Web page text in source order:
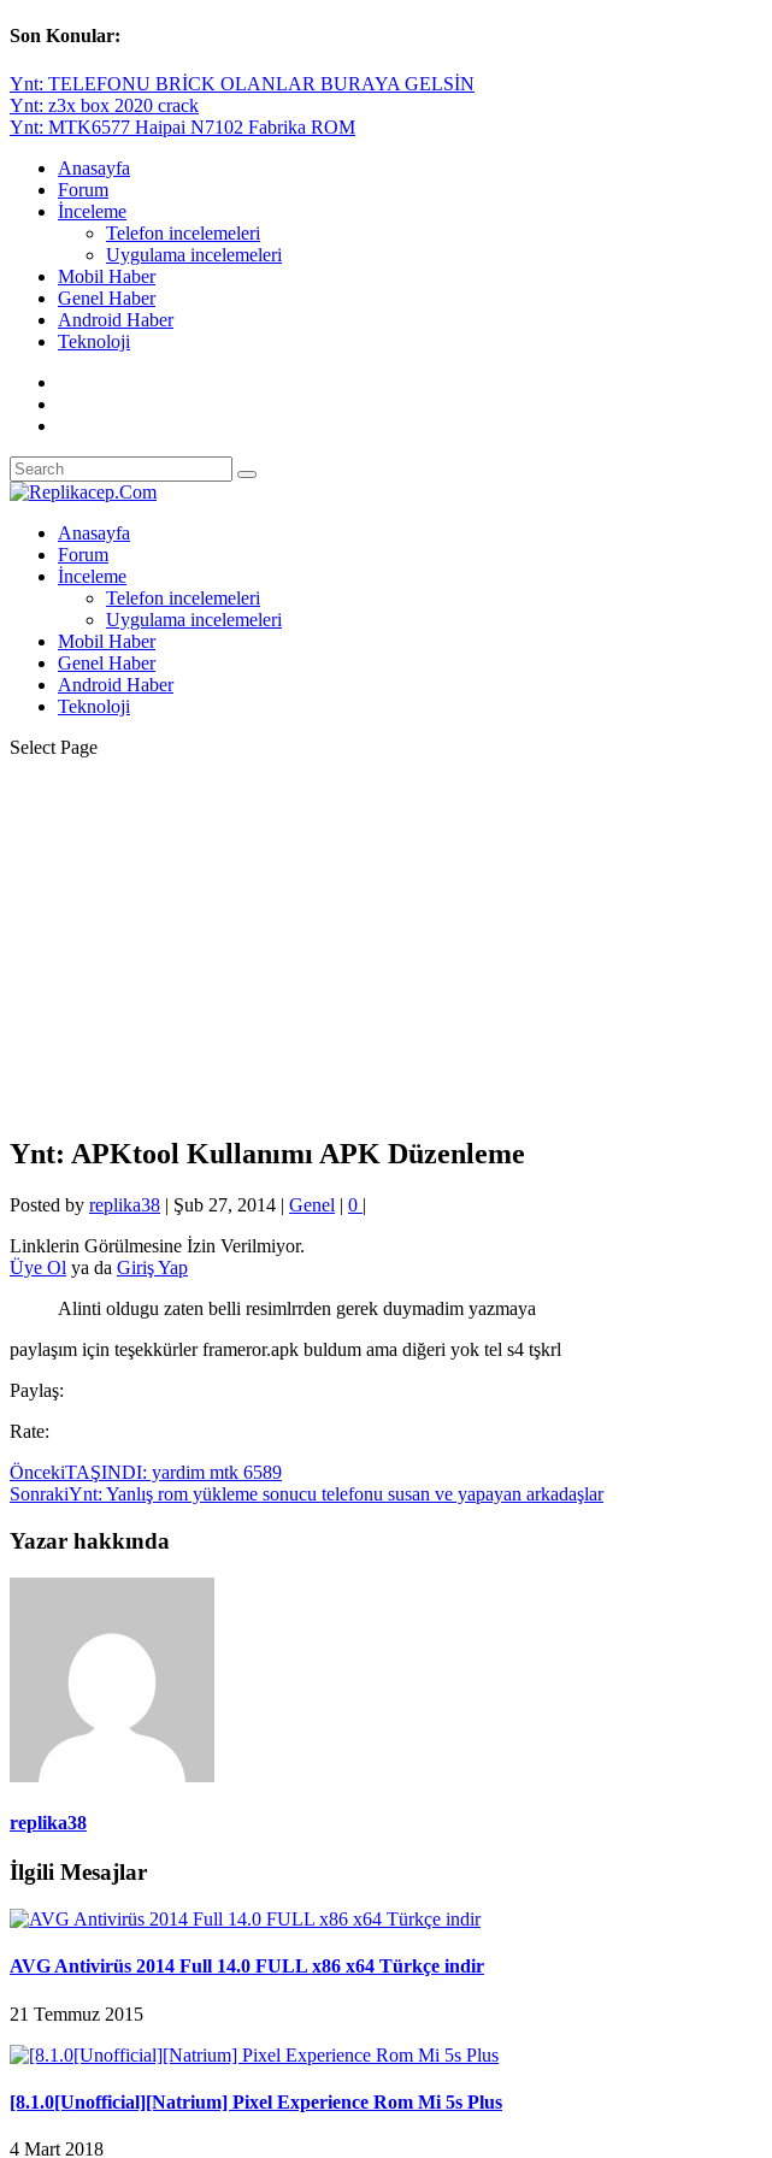
Son Konular:
Ynt: TELEFONU BRİCK OLANLAR BURAYA GELSİN
Ynt: z3x box 2020 crack
Ynt: MTK6577 Haipai N7102 Fabrika ROM
Anasayfa
Forum
İnceleme
Telefon incelemeleri
Uygulama incelemeleri
Mobil Haber
Genel Haber
Android Haber
Teknoloji
Anasayfa
Forum
İnceleme
Telefon incelemeleri
Uygulama incelemeleri
Mobil Haber
Genel Haber
Android Haber
Teknoloji
Select Page
Ynt: APKtool Kullanımı APK Düzenleme
Posted by replika38 | Şub 27, 2014 | Genel | 0 |
Linklerin Görülmesine İzin Verilmiyor.
Üye Ol ya da Giriş Yap
Alinti oldugu zaten belli resimlrrden gerek duymadim yazmaya
paylaşım için teşekkürler frameror.apk buldum ama diğeri yok tel s4 tşkrl
Paylaş:
Rate:
ÖncekiTAŞINDI: yardim mtk 6589
SonrakiYnt: Yanlış rom yükleme sonucu telefonu susan ve yapayan arkadaşlar
Yazar hakkında
replika38
İlgili Mesajlar
AVG Antivirüs 2014 Full 14.0 FULL x86 x64 Türkçe indir
21 Temmuz 2015
[8.1.0[Unofficial][Natrium] Pixel Experience Rom Mi 5s Plus
4 Mart 2018